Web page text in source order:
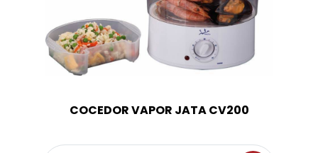
COCEDOR VAPOR JATA CV200